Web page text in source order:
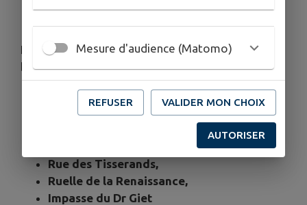
Les rues internes au circuit seront également
bloquées :
Allée Verdry,
Rue de l’Abbé Crestey,
Rue des Tisserands,
Ruelle de la Renaissance,
Impasse du Dr Giet
Mesure d'audience (Matomo)
REFUSER VALIDER MON CHOIX
AUTORISER